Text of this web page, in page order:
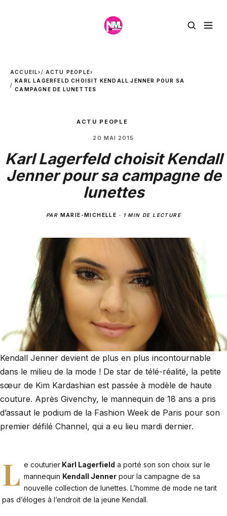
ACCUEIL› ACTU PEOPLE›
KARL LAGERFELD CHOISIT KENDALL JENNER POUR SA
CAMPAGNE DE LUNETTES
ACTU PEOPLE
20 MAI 2015
Karl Lagerfeld choisit Kendall
Jenner pour sa campagne de
lunettes
PAR MARIE-MICHELLE · 1 MIN DE LECTURE
Kendall Jenner devient de plus en plus incontournable
dans le milieu de la mode ! De star de télé-réalité, la petite
sœur de Kim Kardashian est passée à modèle de haute
couture. Après Givenchy, le mannequin de 18 ans a pris
d’assaut le podium de la Fashion Week de Paris pour son
premier défilé Channel, qui a eu lieu mardi dernier.
L e couturier Karl Lagerfield a porté son son choix sur le
mannequin Kendall Jenner pour la campagne de sa
nouvelle collection de lunettes. L’homme de mode ne tarit
pas d’éloges à l’endroit de la jeune Kendall.